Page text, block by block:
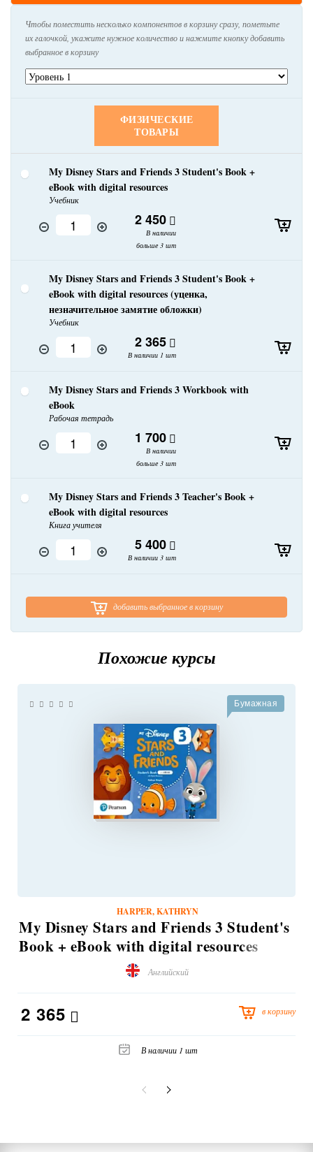
Чтобы поместить несколько компонентов в корзину сразу, пометьте
их галочкой, укажите нужное количество и нажмите кнопку добавить
выбранное в корзину
ФИЗИЧЕСКИЕ
ТОВАРЫ
My Disney Stars and Friends 3 Student's Book +
eBook with digital resources
Учебник
2 450
В наличии
больше 3 шт
My Disney Stars and Friends 3 Student's Book +
eBook with digital resources (уценка,
незначительное замятие обложки)
Учебник
2 365
В наличии 1 шт
My Disney Stars and Friends 3 Workbook with
eBook
Рабочая тетрадь
1 700
В наличии
больше 3 шт
My Disney Stars and Friends 3 Teacher's Book +
eBook with digital resources
Книга учителя
5 400
В наличии 3 шт
добавить выбранное в корзину
Похожие курсы
Бумажная
HARPER, KATHRYN
My Disney Stars and Friends 3 Student's
Book + eBook with digital resources
(уценка, незначительное замятие
Английский
2 365 в корзину
В наличии 1 шт